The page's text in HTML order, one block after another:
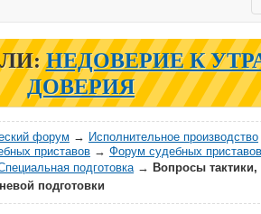
НЕДОВЕРИЕ К
ДОВЕРИЯ
форум → Исполнительное производство
приставов → Форум судебных
подготовка→ Вопросы тактики,
подготовки